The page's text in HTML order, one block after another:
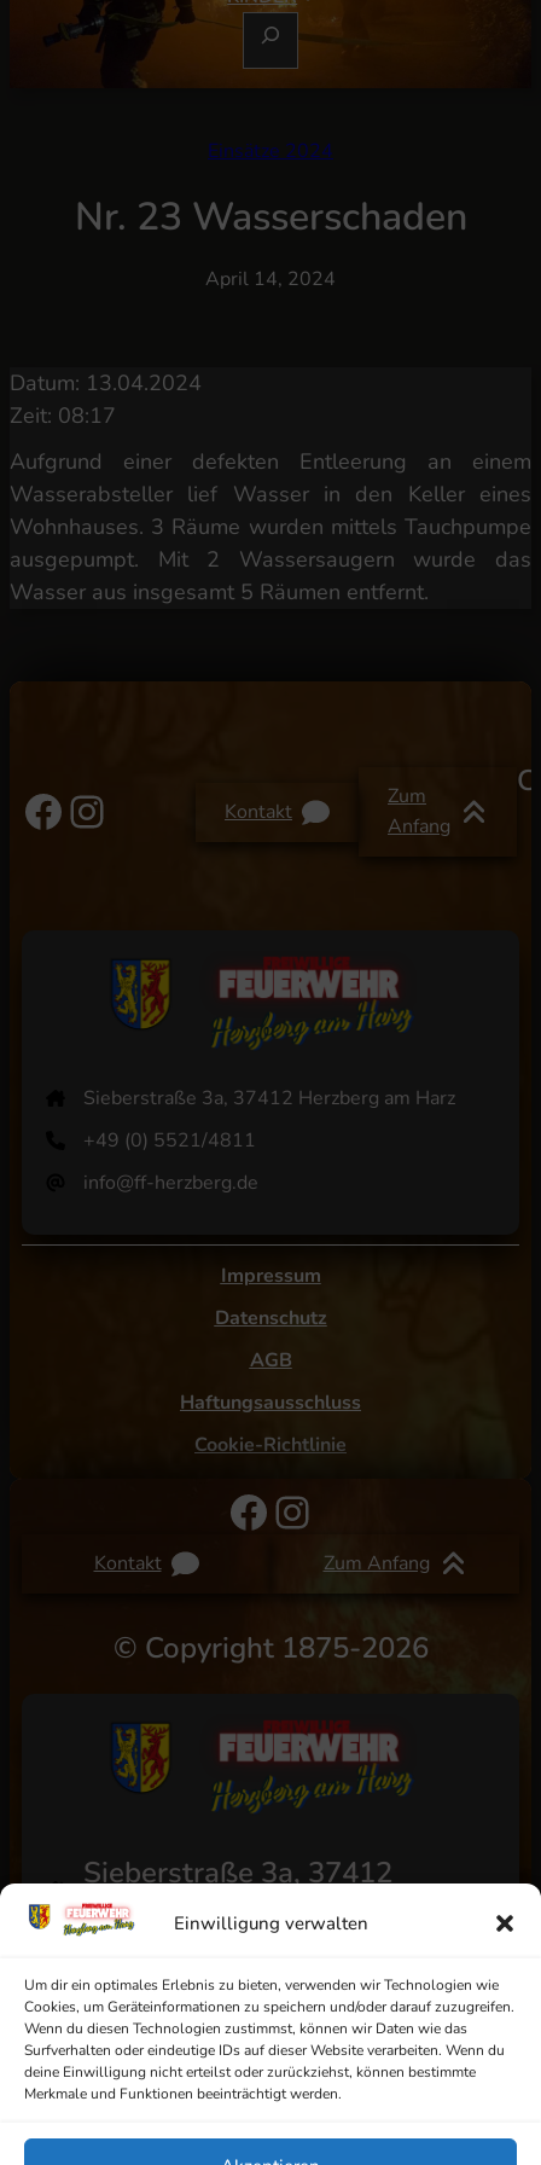
Einwilligung verwalten
Um dir ein optimales Erlebnis zu bieten, verwenden wir Technologien wie
Cookies, um Geräteinformationen zu speichern und/oder darauf zuzugreifen.
Wenn du diesen Technologien zustimmst, können wir Daten wie das
Surfverhalten oder eindeutige IDs auf dieser Website verarbeiten. Wenn du
deine Einwilligung nicht erteilst oder zurückziehst, können bestimmte
Merkmale und Funktionen beeinträchtigt werden.
C
E
Einsätze 2024
Nr. 23 Wasserschaden
April 14, 2024
Datum: 13.04.2024
Zeit: 08:17
Aufgrund einer defekten Entleerung an einem
Wasserabsteller lief Wasser in den Keller eines
Wohnhauses. 3 Räume wurden mittels Tauchpumpe
ausgepumpt. Mit 2 Wassersaugern wurde das
Wasser aus insgesamt 5 Räumen entfernt.
Facebook Instagram Kontakt
Zum
Anfang
Sieberstraße 3a, 37412 Herzberg am Harz
+49 (0) 5521/4811
info@ff-herzberg.de
Impressum
Datenschutz
AGB
Haftungsausschluss
Cookie-Richtlinie
Facebook
Instagram
Kontakt Zum Anfang
© Copyright 1875-2026
Sieberstraße 3a, 37412
Herzberg am Harz
info@ff-herzberg.de
Impressum
Datenschutz